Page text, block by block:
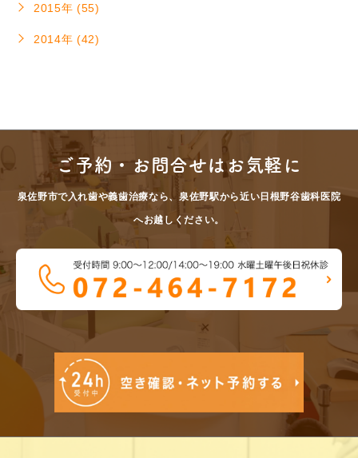
2015年 (55)
2014年 (42)
ご予約・お問合せはお気軽に
泉佐野市で入れ歯や義歯治療なら、泉佐野駅から近い日根野谷歯科医院
へお越しください。